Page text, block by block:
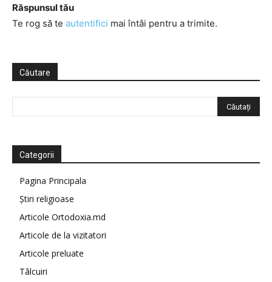
Răspunsul tău
Te rog să te autentifici mai întâi pentru a trimite.
Căutare
Categorii
Pagina Principala
Știri religioase
Articole Ortodoxia.md
Articole de la vizitatori
Articole preluate
Tâlcuiri